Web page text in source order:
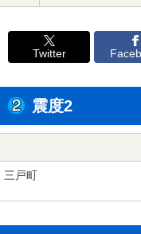
Twitter
震度2
三戸町